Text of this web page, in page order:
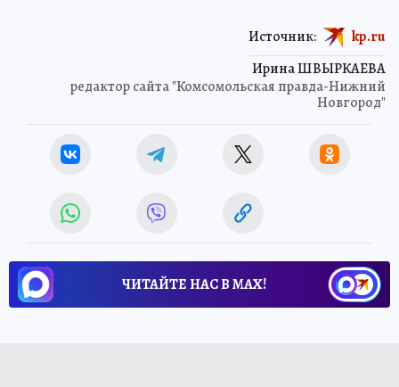
Ирина ШВЫРКАЕВА
редактор сайта "Комсомольская правда-Нижний
Новгород"
Источник: kp.ru
ЧИТАЙТЕ НАС В МАХ!